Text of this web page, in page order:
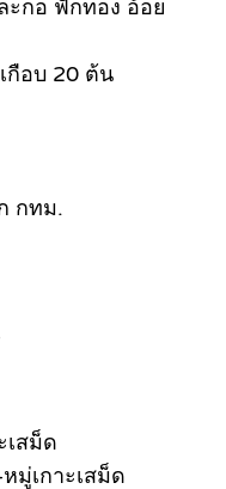
ะกอ ฟักทอง อ้อย
กือบ 20 ต้น
กทม.
เสม็ด
มู่เกาะเสม็ด